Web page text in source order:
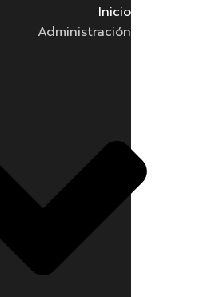
Inicio
Administración